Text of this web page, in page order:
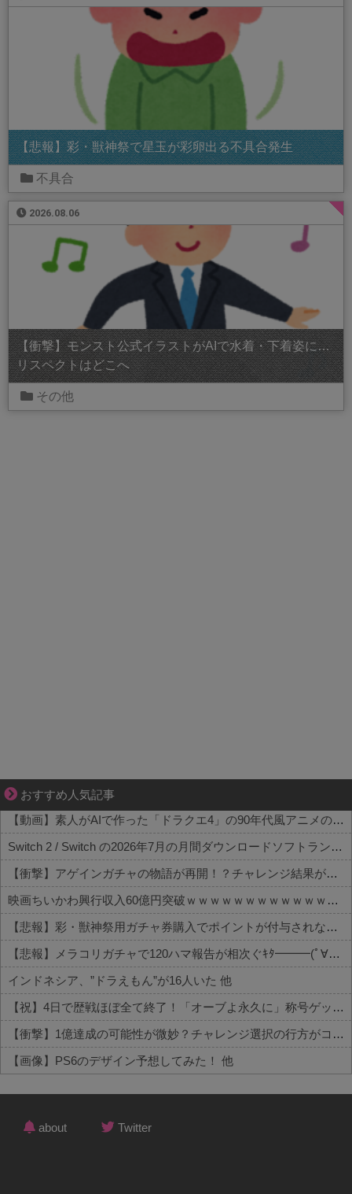
【悲報】彩・獣神祭で星玉が彩卵出る不具合発生
不具合
2026.08.06
【衝撃】モンスト公式イラストがAIで水着・下着姿に…
リスペクトはどこへ
その他
おすすめ人気記事
小さなすれ違いが、夫を追い詰めていく
【動画】素人がAIで作った「ドラクエ4」の90年代風アニメのクオリティが凄すぎる件
Switch 2 / Switch の2026年7月の月間ダウンロードソフトランキング
【衝撃】アゲインガチャの物語が再開！？チャレンジ結果がコチラ
映画ちいかわ興行収入60億円突破ｗｗｗｗｗｗｗｗｗｗｗｗｗｗｗｗｗ
【悲報】彩・獣神祭用ガチャ券購入でポイントが付与されない不具合が発生中！？
【悲報】メラコリガチャで120ハマ報告が相次ぐｷﾀ━━━(ﾟ∀ﾟ)━━━!! 他
インドネシア、”ドラえもん”が16人いた 他
【祝】4日で歴戦ほぼ全て終了！「オーブよ永久に」称号ゲット 他
【衝撃】1億達成の可能性が微妙？チャレンジ選択の行方がコチラ 他
【画像】PS6のデザイン予想してみた！ 他
Powered by livedoor 相互RSS
about Twitter